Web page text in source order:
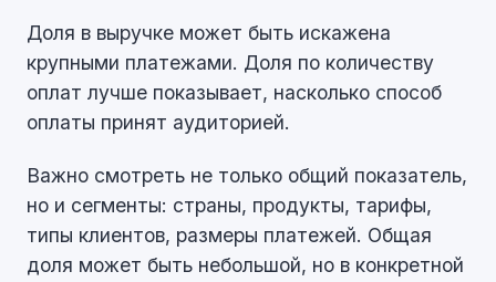
Доля в выручке может быть искажена
крупными платежами. Доля по количеству
оплат лучше показывает, насколько способ
оплаты принят аудиторией.
Важно смотреть не только общий показатель,
но и сегменты: страны, продукты, тарифы,
типы клиентов, размеры платежей. Общая
доля может быть небольшой, но в конкретной